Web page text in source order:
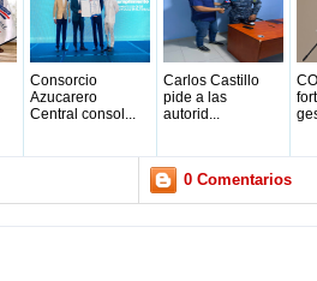
Consorcio
Azucarero
Central consol...
Carlos Castillo
pide a las
autorid...
0 Comentarios